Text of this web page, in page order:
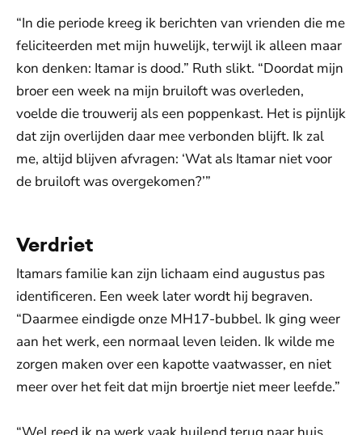
“In die periode kreeg ik berichten van vrienden die me
feliciteerden met mijn huwelijk, terwijl ik alleen maar
kon denken: Itamar is dood.” Ruth slikt. “Doordat mijn
broer een week na mijn bruiloft was overleden,
voelde die trouwerij als een poppenkast. Het is pijnlijk
dat zijn overlijden daar mee verbonden blijft. Ik zal
me, altijd blijven afvragen: ‘Wat als Itamar niet voor
de bruiloft was overgekomen?’”
Verdriet
Itamars familie kan zijn lichaam eind augustus pas
identificeren. Een week later wordt hij begraven.
“Daarmee eindigde onze MH17-bubbel. Ik ging weer
aan het werk, een normaal leven leiden. Ik wilde me
zorgen maken over een kapotte vaatwasser, en niet
meer over het feit dat mijn broertje niet meer leefde.”